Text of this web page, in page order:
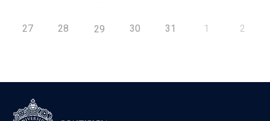
27 28 29 30 31 1 2